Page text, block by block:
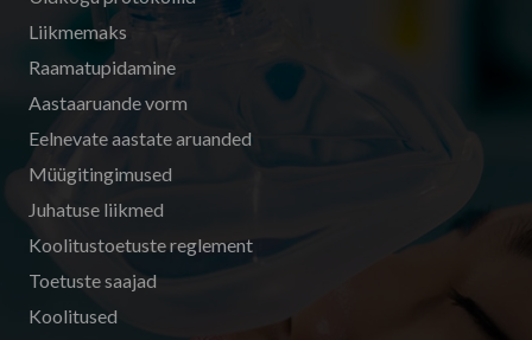
Liikmemaks
Raamatupidamine
Aastaaruande vorm
Eelnevate aastate aruanded
Müügitingimused
Juhatuse liikmed
Koolitustoetuste reglement
Toetuste saajad
Koolitused